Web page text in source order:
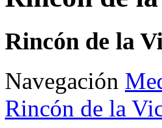
Rincón de la
Navegación
Rincón de la